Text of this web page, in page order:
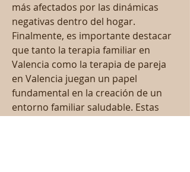
más afectados por las dinámicas
negativas dentro del hogar.
Finalmente, es importante destacar
que tanto la terapia familiar en
Valencia como la terapia de pareja
en Valencia juegan un papel
fundamental en la creación de un
entorno familiar saludable. Estas